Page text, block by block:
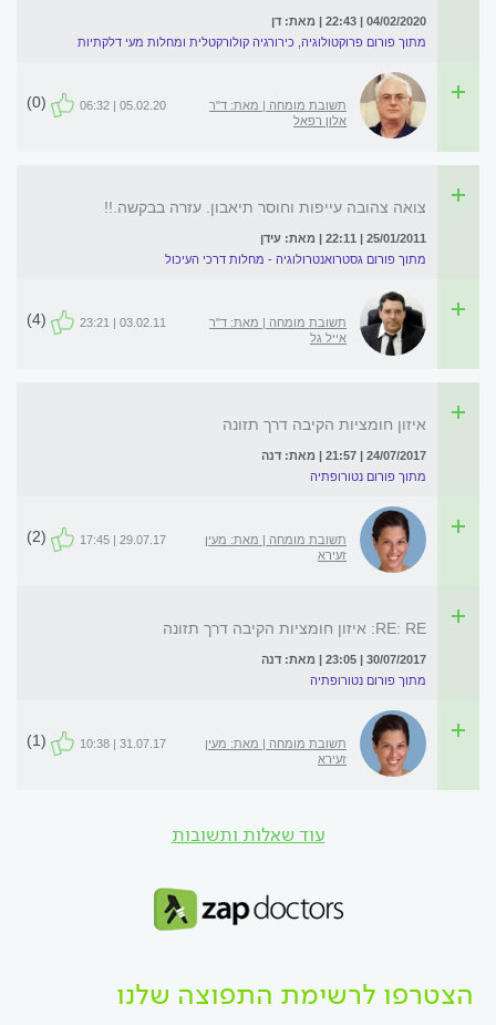
04/02/2020 | 22:43 | מאת: דן
מתוך פורום פרוקטולוגיה, כירורגיה קולורקטלית ומחלות מעי דלקתיות
תשובת מומחה | מאת: ד"ר
אלון רפאל
05.02.20 | 06:32
(0)
צואה צהובה עייפות וחוסר תיאבון. עזרה בבקשה.!!
25/01/2011 | 22:11 | מאת: עידן
מתוך פורום גסטרואנטרולוגיה - מחלות דרכי העיכול
תשובת מומחה | מאת: ד"ר
אייל גל
03.02.11 | 23:21
(4)
איזון חומציות הקיבה דרך תזונה
24/07/2017 | 21:57 | מאת: דנה
מתוך פורום נטורופתיה
תשובת מומחה | מאת: מעין
זעירא
29.07.17 | 17:45
(2)
RE: RE: איזון חומציות הקיבה דרך תזונה
30/07/2017 | 23:05 | מאת: דנה
מתוך פורום נטורופתיה
תשובת מומחה | מאת: מעין
זעירא
31.07.17 | 10:38
(1)
עוד שאלות ותשובות
הצטרפו לרשימת התפוצה שלנו